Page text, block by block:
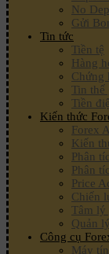
No
Gửi
Tin tức
Tiền tệ
Hàng
Chứng
Tin thế
Tiền
Kiến thức
Forex
Kiến
Phân
Phân
Price
Chiến
Tâm lý
Quản
Công cụ
Máy